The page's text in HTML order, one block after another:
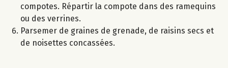
compotes. Répartir la compote dans des ramequins
ou des verrines.
Parsemer de graines de grenade, de raisins secs et
de noisettes concassées.